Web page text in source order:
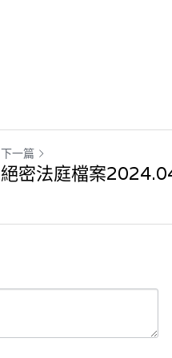
下一篇
絕密法庭檔案